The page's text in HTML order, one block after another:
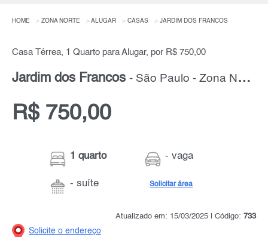
HOME ZONA NORTE ALUGAR CASAS JARDIM DOS FRANCOS
Casa Térrea, 1 Quarto para Alugar, por R$ 750,00
Jardim dos Francos - São Paulo - Zona Norte
R$ 750,00
1 quarto
- suíte
- vaga
Solicitar área
Atualizado em: 15/03/2025 | Código: 733
Solicite o endereço